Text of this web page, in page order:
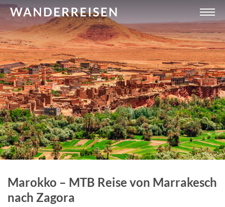
Marokko – MTB Reise von Marrakesch
nach Zagora